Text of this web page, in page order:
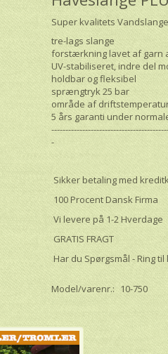
Super kvalitets
tre-lags slange
forstærkning lavet af garn
UV-stabiliseret, indre del
holdbar og fleksibel
sprængtryk 25 bar
område af
5 års garanti under
-
Sikker betaling med
100 Procent Dansk Firma
Vi levere på 1-2 Hverdage
GRATIS FRAGT
Har du Spørgsmål - Ring
Model/varenr.: 10-750